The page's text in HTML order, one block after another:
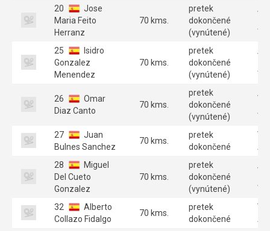
20
Jose
Maria Feito
Herranz
70 kms.
pretek
dokončené
(vynútené)
A
25
Isidro
Gonzalez
Menendez
70 kms.
pretek
dokončené
(vynútené)
A
26
Omar
Diaz Canto
70 kms.
pretek
dokončené
(vynútené)
A
27
Juan
Bulnes Sanchez
70 kms.
pretek
dokončené
A
28
Miguel
Del Cueto
Gonzalez
70 kms.
pretek
dokončené
(vynútené)
A
32
Alberto
Collazo Fidalgo
70 kms.
pretek
dokončené
A